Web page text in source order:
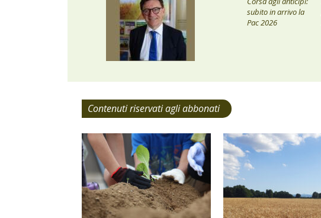
subito in arrivo la
Pac 2026
Contenuti riservati agli abbonati